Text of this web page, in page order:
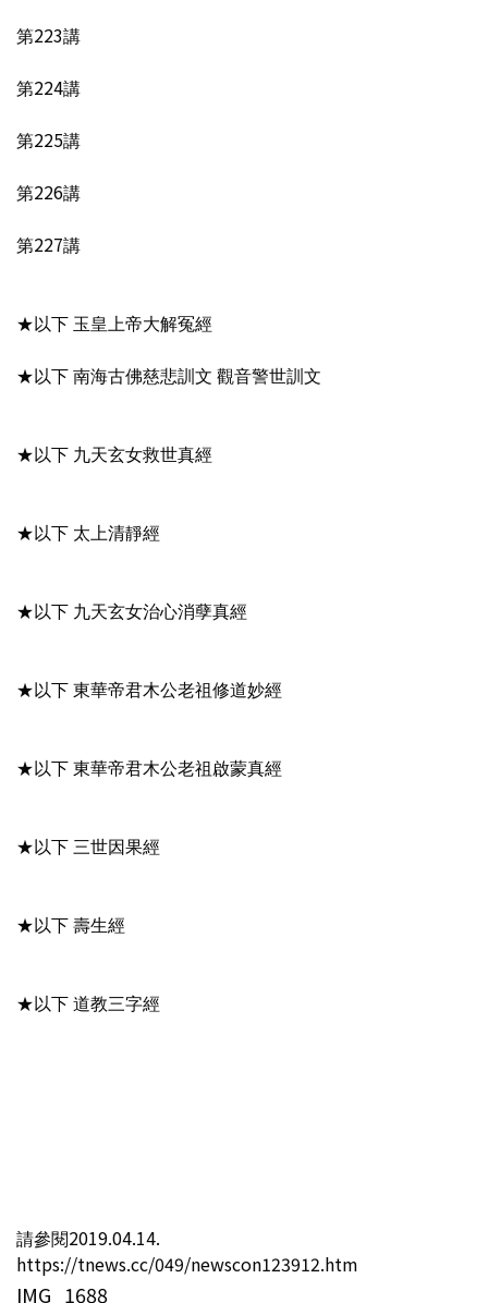
第223講
第224講
第225講
第226講
第227講
★以下 玉皇上帝大解冤經
★以下 南海古佛慈悲訓文 觀音警世訓文
★以下 九天玄女救世真經
★以下 太上清靜經
★以下 九天玄女治心消孽真經
★以下 東華帝君木公老祖修道妙經
★以下 東華帝君木公老祖啟蒙真經
★以下 三世因果經
★以下 壽生經
★以下 道教三字經
請參閱2019.04.14.
https://tnews.cc/049/newscon123912.htm
IMG_1688